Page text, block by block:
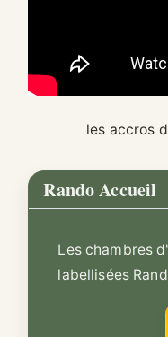
les accros
Rando Accueil
Les chambres
labellisées